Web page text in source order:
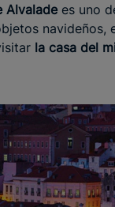
Alvalade es uno
navideños,
la casa del